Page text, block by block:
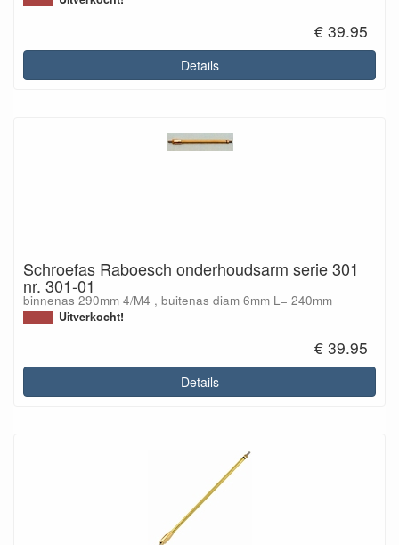
€ 39.95
Details
Schroefas Raboesch onderhoudsarm serie 301
nr. 301-01
binnenas 290mm 4/M4 , buitenas diam 6mm L= 240mm
Uitverkocht!
€ 39.95
Details